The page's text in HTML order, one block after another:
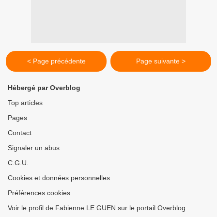
< Page précédente Page suivante >
Hébergé par Overblog
Top articles
Pages
Contact
Signaler un abus
C.G.U.
Cookies et données personnelles
Préférences cookies
Voir le profil de Fabienne LE GUEN sur le portail Overblog